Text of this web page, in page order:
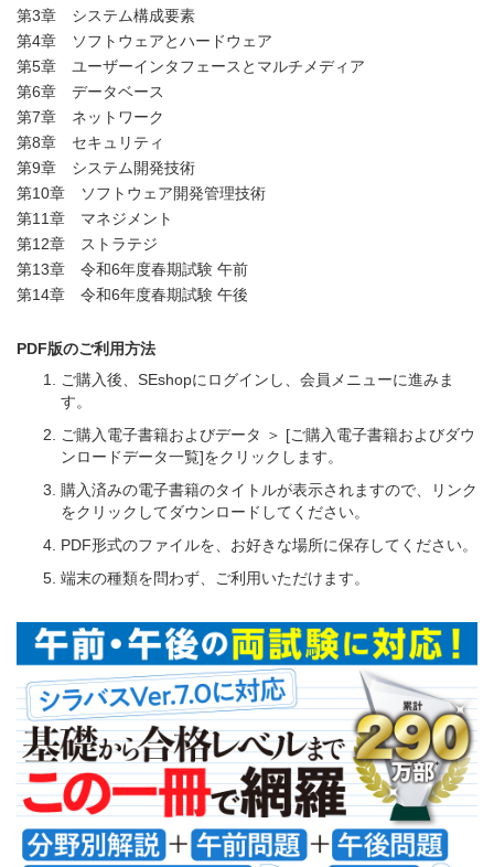
第3章 システム構成要素
第4章 ソフトウェアとハードウェア
第5章 ユーザーインタフェースとマルチメディア
第6章 データベース
第7章 ネットワーク
第8章 セキュリティ
第9章 システム開発技術
第10章 ソフトウェア開発管理技術
第11章 マネジメント
第12章 ストラテジ
第13章 令和6年度春期試験 午前
第14章 令和6年度春期試験 午後
PDF版のご利用方法
ご購入後、SEshopにログインし、会員メニューに進みま
す。
ご購入電子書籍およびデータ ＞ [ご購入電子書籍およびダウ
ンロードデータ一覧]をクリックします。
購入済みの電子書籍のタイトルが表示されますので、リンク
をクリックしてダウンロードしてください。
PDF形式のファイルを、お好きな場所に保存してください。
端末の種類を問わず、ご利用いただけます。